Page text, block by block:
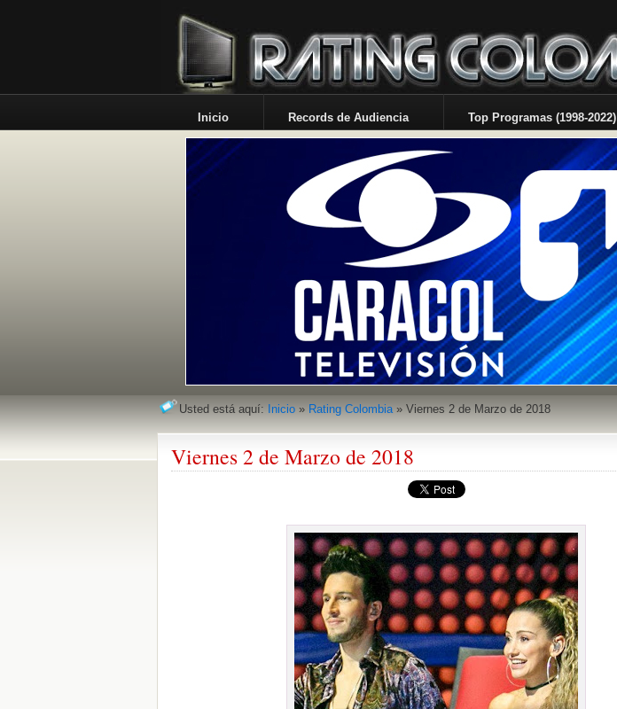
Inicio Records de Audiencia Top Programas (1998-2022)
Usted está aquí: Inicio » Rating Colombia» Viernes 2 de Marzo de 2018
Viernes 2 de Marzo de 2018